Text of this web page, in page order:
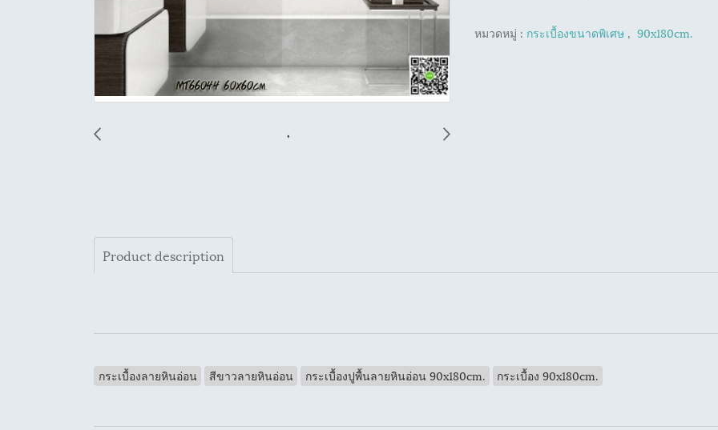
หมวดหมู่ : กระเบื้องขนาดพิเศษ , 90x180cm.
Product description
กระเบื้องลายหินอ่อน สีขาวลายหินอ่อน กระเบื้องปูพื้นลายหินอ่อน 90x180cm. กระเบื้อง 90x180cm.